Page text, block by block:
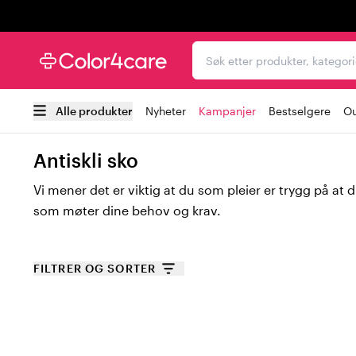
Søk etter produkter,
Alle produkter Nyheter Kampanjer Bestselgere
Antiskli sko
Vi mener det er viktig at du som pleier er trygg på at
som møter dine behov og krav.
Sklisikre sko for dame og herre
FILTRER OG SORTER